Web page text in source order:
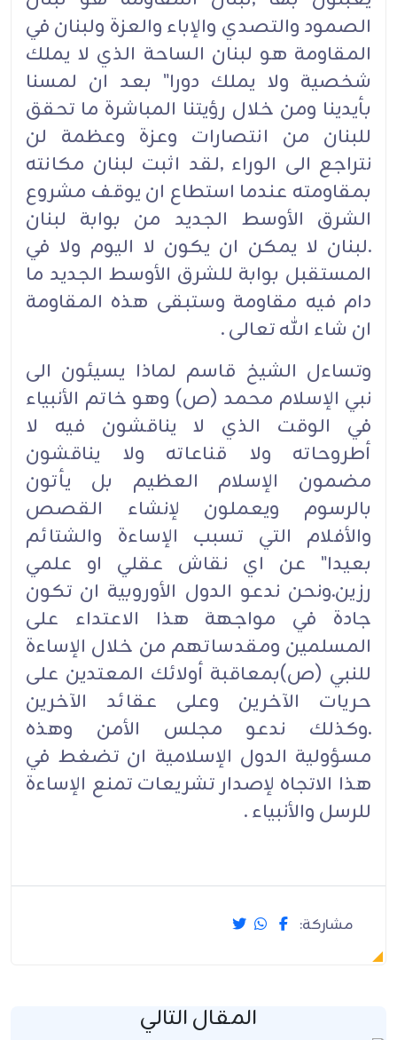
الصمود والتصدي والإباء والعزة ولبنان في
المقاومة هو لبنان الساحة الذي لا يملك
شخصية ولا يملك دورا" بعد ان لمسنا
بأيدينا ومن خلال رؤيتنا المباشرة ما تحقق
للبنان من انتصارات وعزة وعظمة لن
نتراجع الى الوراء ,لقد اثبت لبنان مكانته
بمقاومته عندما استطاع ان يوقف مشروع
الشرق الأوسط الجديد من بوابة لبنان
.لبنان لا يمكن ان يكون لا اليوم ولا في
المستقبل بوابة للشرق الأوسط الجديد ما
دام فيه مقاومة وستبقى هذه المقاومة
ان شاء الله تعالى .
وتساءل الشيخ قاسم لماذا يسيئون الى
نبي الإسلام محمد (ص) وهو خاتم الأنبياء
في الوقت الذي لا يناقشون فيه لا
أطروحاته ولا قناعاته ولا يناقشون
مضمون الإسلام العظيم بل يأتون
بالرسوم ويعملون لإنشاء القصص
والأفلام التي تسبب الإساءة والشتائم
بعيدا" عن اي نقاش عقلي او علمي
رزين.ونحن ندعو الدول الأوروبية ان تكون
جادة في مواجهة هذا الاعتداء على
المسلمين ومقدساتهم من خلال الإساءة
للنبي (ص)بمعاقبة أولائك المعتدين على
حريات الآخرين وعلى عقائد الآخرين
.وكذلك ندعو مجلس الأمن وهذه
مسؤولية الدول الإسلامية ان تضغط في
هذا الاتجاه لإصدار تشريعات تمنع الإساءة
للرسل والأنبياء .
مشاركة:
المقال التالي